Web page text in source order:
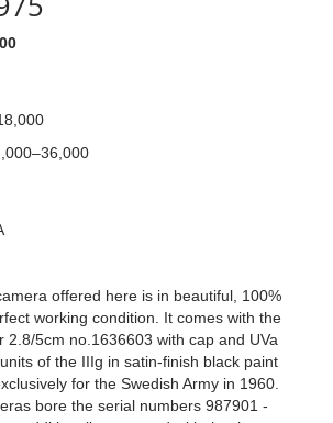
offered here is in beautiful, 100%
working condition. It comes with the
2.8/5cm no.1636603 with cap and UVa
of the IIIg in satin-finish black paint
for the Swedish Army in 1960.
bore the serial numbers 987901 -